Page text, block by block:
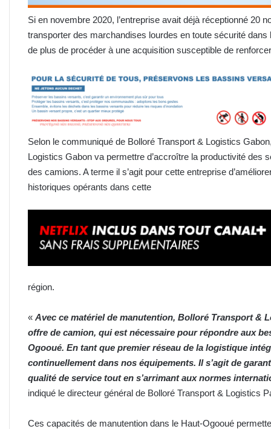
Si en novembre 2020, l’entreprise avait déjà réceptionné 20
transporter des marchandises lourdes en toute sécurité
de plus de procéder à une acquisition susceptible de
Selon le communiqué de Bolloré Transport & Logistics
Logistics Gabon va permettre d’accroître la productivité des
des camions. A terme il s’agit pour cette entreprise
historiques opérants dans cette
région.
« Avec ce matériel de manutention, Bolloré Transport &
offre de camion, qui est nécessaire pour répondre aux
Ogooué. En tant que premier réseau de la logistique
continuellement dans nos équipements. Il s’agit de
qualité de service tout en s’arrimant aux normes
indiqué le directeur général de Bolloré Transport & Logistics
Ces capacités de manutention dans le Haut-Ogooué